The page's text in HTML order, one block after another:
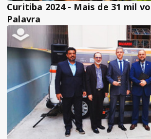
Curitiba 2024 - Mais de 31 mil
Palavra